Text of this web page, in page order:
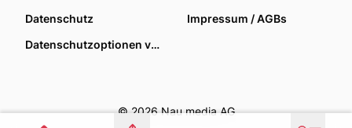
Datenschutz
Impressum / AGBs
Datenschutzoptionen verwalten
© 2026 Nau media AG